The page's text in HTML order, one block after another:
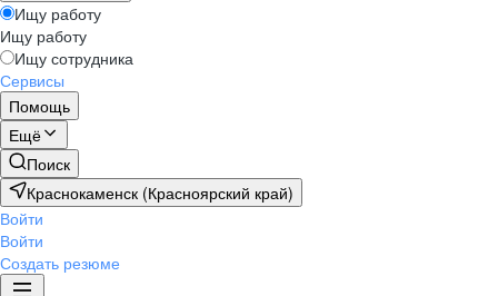
Ищу работу
Ищу работу
Ищу сотрудника
Сервисы
Помощь
Ещё
Поиск
Краснокаменск (Красноярский край)
Войти
Войти
Создать резюме